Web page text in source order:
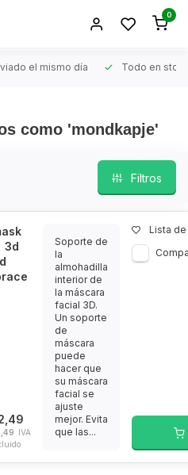
0
el mismo día Todo en
como 'mondkapje'
Filtros
3d
IVA
Soporte de
la
almohadilla
interior de
la máscara
facial 3D.
Un soporte
de
máscara
puede
hacer que
su máscara
facial se
ajuste
mejor. Evita
que las...
Lista